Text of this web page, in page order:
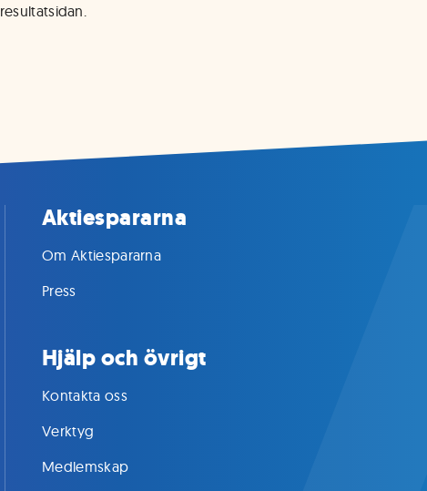
resultatsidan.
Aktiespararna
Om Aktiespararna
Press
Hjälp och övrigt
Kontakta oss
Verktyg
Medlemskap